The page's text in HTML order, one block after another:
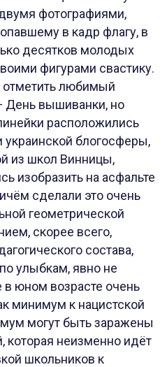
фотографиями,
в кадр флагу, в
десятков молодых
фигурами свастику.
любимый
День вышиванки, но
расположились
украинской блогосферы,
из школ Винницы,
изобразить на асфальте
сделали это очень
геометрической
скорее всего,
состава,
улыбкам, явно не
в юном возрасте очень
минимум к нацистской
могут быть заражены
которая неизменно идёт
школьников к